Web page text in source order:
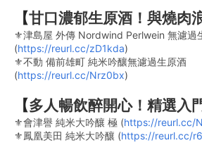
【甘口濃郁生原酒！與燒肉
⚜津島屋 外傳 Nordwind Perlwein 無濾過
(https://reurl.cc/zD1kda)
⚜不動 備前雄町 純米吟釀無濾過生原酒
(https://reurl.cc/Nrz0bx)
【多人暢飲醉開心！精選入
⚜會津譽 純米大吟釀 極 (https://reurl.cc/
⚜鳳凰美田 純米大吟釀 (https://reurl.cc/